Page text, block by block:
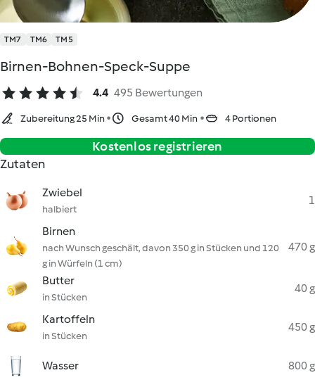
TM7 TM6 TM5
Birnen-Bohnen-Speck-Suppe
4.4 495 Bewertungen
Zubereitung 25 Min Gesamt 40 Min 4 Portionen
Kostenlos registrieren
Zutaten
Zwiebel
halbiert
1
Birnen
nach Wunsch geschält, davon 350 g in Stücken und 120
g in Würfeln (1 cm)
470 g
Butter
in Stücken
40 g
Kartoffeln
in Stücken
450 g
Wasser 800 g